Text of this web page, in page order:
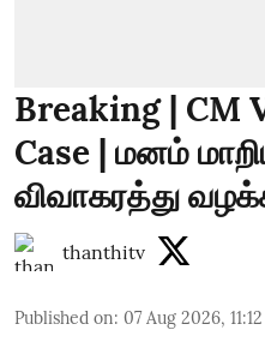
Breaking | CM
Case | மனம்
விவாகரத்து
thanthitv
Published on: 07 Aug 2026,